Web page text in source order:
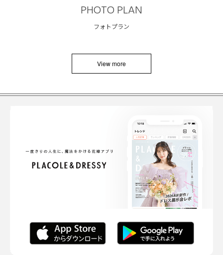
PHOTO PLAN
フォトプラン
View more